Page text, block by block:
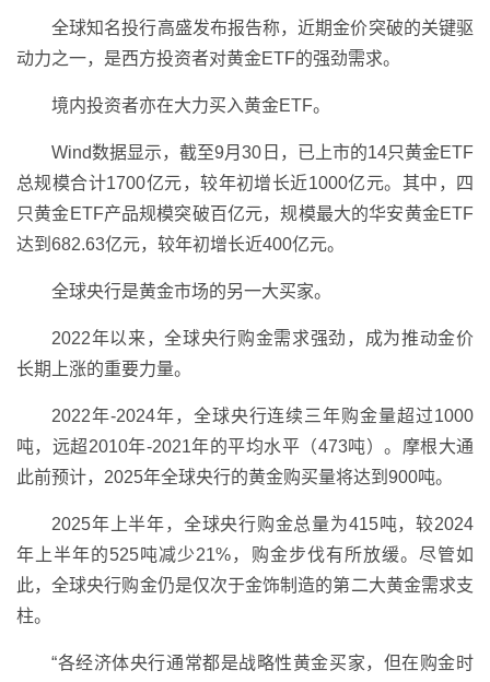
全球知名投行高盛发布报告称，近期金价突破的关键驱
动力之一，是西方投资者对黄金ETF的强劲需求。
境内投资者亦在大力买入黄金ETF。
Wind数据显示，截至9月30日，已上市的14只黄金ETF
总规模合计1700亿元，较年初增长近1000亿元。其中，四
只黄金ETF产品规模突破百亿元，规模最大的华安黄金ETF
达到682.63亿元，较年初增长近400亿元。
全球央行是黄金市场的另一大买家。
2022年以来，全球央行购金需求强劲，成为推动金价
长期上涨的重要力量。
2022年-2024年，全球央行连续三年购金量超过1000
吨，远超2010年-2021年的平均水平（473吨）。摩根大通
此前预计，2025年全球央行的黄金购买量将达到900吨。
2025年上半年，全球央行购金总量为415吨，较2024
年上半年的525吨减少21%，购金步伐有所放缓。尽管如
此，全球央行购金仍是仅次于金饰制造的第二大黄金需求支
柱。
“各经济体央行通常都是战略性黄金买家，但在购金时